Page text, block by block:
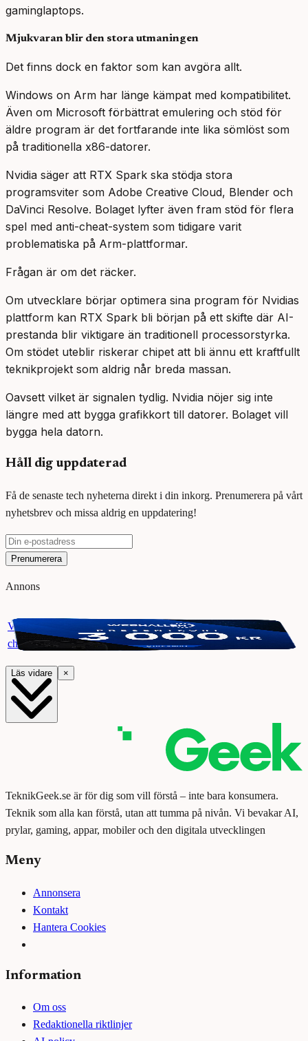
gaminglaptops.
Mjukvaran blir den stora utmaningen
Det finns dock en faktor som kan avgöra allt.
Windows on Arm har länge kämpat med kompatibilitet.
Även om Microsoft förbättrat emulering och stöd för
äldre program är det fortfarande inte lika sömlöst som
på traditionella x86-datorer.
Nvidia säger att RTX Spark ska stödja stora
programsviter som Adobe Creative Cloud, Blender och
DaVinci Resolve. Bolaget lyfter även fram stöd för flera
spel med anti-cheat-system som tidigare varit
problematiska på Arm-plattformar.
Frågan är om det räcker.
Om utvecklare börjar optimera sina program för Nvidias
plattform kan RTX Spark bli början på ett skifte där AI-
prestanda blir viktigare än traditionell processorstyrka.
Om stödet uteblir riskerar chipet att bli ännu ett kraftfullt
teknikprojekt som aldrig når breda massan.
Oavsett vilket är signalen tydlig. Nvidia nöjer sig inte
längre med att bygga grafikkort till datorer. Bolaget vill
bygga hela datorn.
Håll dig uppdaterad
Få de senaste tech nyheterna direkt i din inkorg. Prenumerera på vårt
nyhetsbrev och missa aldrig en uppdatering!
Prenumerera
Annons
Vinn ett presentkort på Webhallen. Delta i vår giveaway för
chansen att vinna 3000 kr.
Läs vidare ×
TeknikGeek.se är för dig som vill förstå – inte bara konsumera.
Teknik som alla kan förstå, utan att tumma på nivån. Vi bevakar AI,
prylar, gaming, appar, mobiler och den digitala utvecklingen
Meny
Annonsera
Kontakt
Hantera Cookies
Information
Om oss
Redaktionella riktlinjer